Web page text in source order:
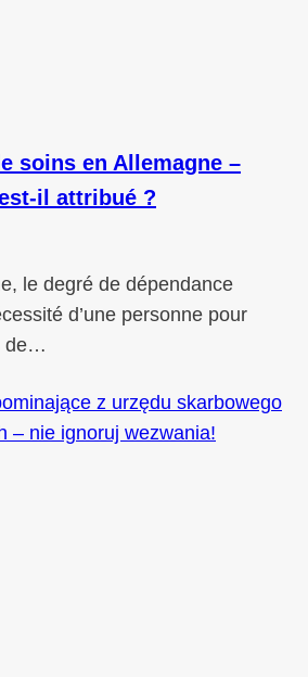
soins en Allemagne –
il attribué ?
le degré de dépendance
d’une personne pour
de…